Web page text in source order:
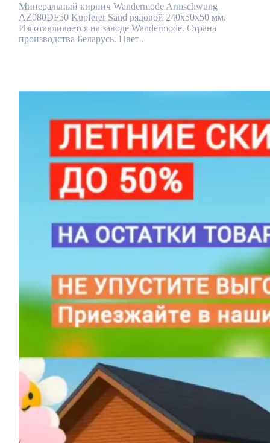
Kupferer
Sand
рядовой
240x50x50
Минеральный кирпич Wandermode Armschwung
AZ080DF50 Kupferer Sand рядовой 240x50x50 мм.
Изготавливается на заводе Wandermode. Страна
производства Беларусь. Цвет .